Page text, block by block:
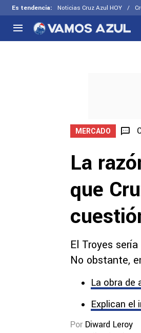
Es tendencia: Noticias Cruz Azul HOY
Selección
MERCADO
La
que
El Troyes
No obstante,
La obra de
Explican el
Por Diward Leroy